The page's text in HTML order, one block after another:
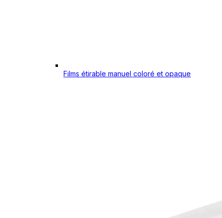
Films étirable manuel coloré et opaque